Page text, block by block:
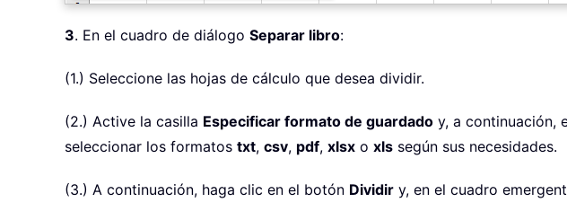
3. En el cuadro de diálogo Separar libro:
(1.) Seleccione las hojas de cálculo que desea dividir.
(2.) Active la casilla Especificar formato de guardado y, a continuación,
seleccionar los formatos txt, csv, pdf, xlsx o xls según sus necesidades.
(3.) A continuación, haga clic en el botón Dividir y, en el cuadro